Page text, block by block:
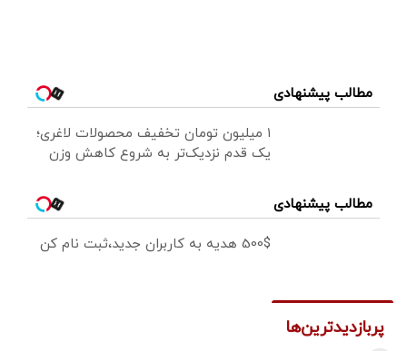
مطالب پیشنهادی
۱ میلیون تومان تخفیف محصولات لاغری؛
یک قدم نزدیک‌تر به شروع کاهش وزن
مطالب پیشنهادی
500$ هدیه به کاربران جدید،ثبت نام کن
پربازدیدترین‌ها